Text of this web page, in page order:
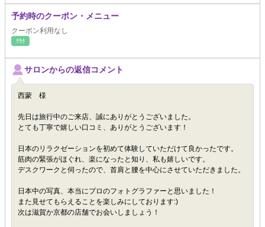
予約時のクーポン・メニュー
クーポン利用なし
ﾘﾗｸ
サロンからの返信コメント
西蒙 様
先日は旅行中のご来店、誠にありがとうございました。
とても丁寧で嬉しい口コミ、ありがとうございます！
日本のリラクゼーションを初めて体験していただけて良かったです。
筋肉の緊張がほぐれ、楽になったと知り、私も嬉しいです。
デスクワークと伺ったので、首肩と腰を中心にさせていただきました。
日本中の写真、本当にプロのフォトグラファーと思いました！
また見せてもらえることを楽しみにしております:)
次は滋賀か京都の店舗でお会いしましょう！